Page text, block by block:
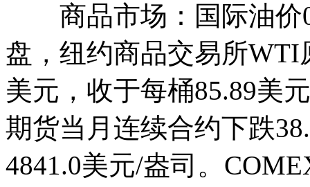
商品市场：国际油价
盘，纽约商品交易所WTI
美元，收于每桶85.89美
期货当月连续合约下跌
4841.0美元/盎司。